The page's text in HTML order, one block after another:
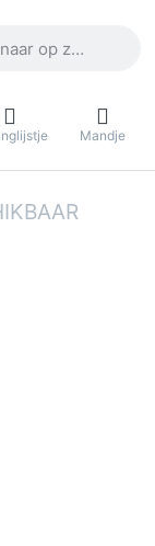
Mandje